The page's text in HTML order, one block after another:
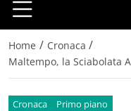
Home / Cronaca /
Maltempo, la Sciabolata
Cronaca Primo piano